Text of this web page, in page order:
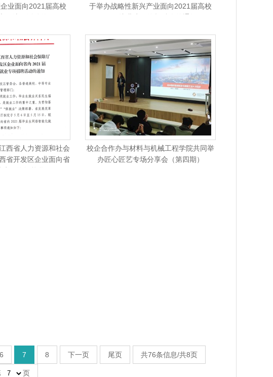
业面向2021届高校
于举办战略性新兴产业面向2021届高校
西省人力资源和社会
省开发区企业面向省
校企合作办与材料与机械工程学院共同举
办匠心匠艺专场分享会（第四期）
6 7 8 下一页 尾页 共76条信息/共8页
页